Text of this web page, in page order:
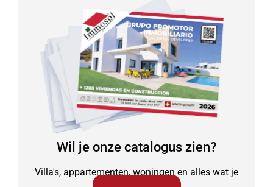
Wil je onze catalogus zien?
Villa's, appartementen, woningen en alles wat je